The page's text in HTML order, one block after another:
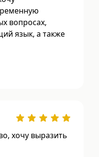
вопросах,
язык, а также
хочу выразить